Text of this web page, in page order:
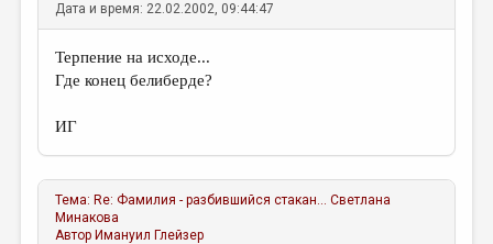
Дата и время: 22.02.2002, 09:44:47
Терпение на исходе...
Где конец белиберде?
ИГ
Тема: Re: Фамилия - разбившийся стакан... Светлана
Минакова
Автор Имануил Глейзер